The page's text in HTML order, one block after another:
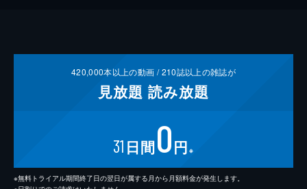
420,000本以上の動画 /210誌以上の雑誌が
見放題 読み放題
31 日間0円 ※
※無料トライアル期間終了日の翌日が属する月から月額料金が発生します。